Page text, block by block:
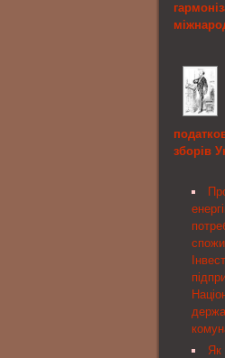
Про
сфері
зборів
на
Як